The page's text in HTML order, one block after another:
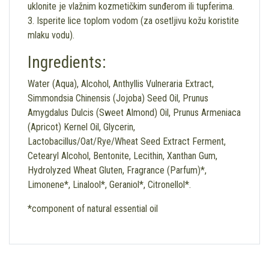
uklonite je vlažnim kozmetičkim sunđerom ili tupferima.
3. Isperite lice toplom vodom (za osetljivu kožu koristite
mlaku vodu).
Ingredients:
Water (Aqua), Alcohol, Anthyllis Vulneraria Extract,
Simmondsia Chinensis (Jojoba) Seed Oil, Prunus
Amygdalus Dulcis (Sweet Almond) Oil, Prunus Armeniaca
(Apricot) Kernel Oil, Glycerin,
Lactobacillus/Oat/Rye/Wheat Seed Extract Ferment,
Cetearyl Alcohol, Bentonite, Lecithin, Xanthan Gum,
Hydrolyzed Wheat Gluten, Fragrance (Parfum)*,
Limonene*, Linalool*, Geraniol*, Citronellol*.
*component of natural essential oil